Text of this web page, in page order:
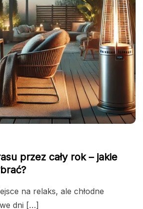
przez cały rok – jakie
na relaks, ale chłodne
dni […]